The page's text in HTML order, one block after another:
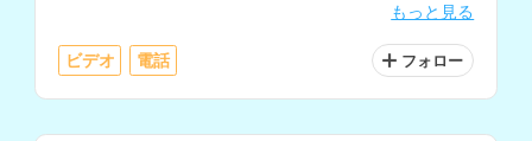
亡くした方のサポート、子育てなど、様々な相談に対応
されているカウンセラーさんです。
もっと見る
ビデオ 電話 フォロー